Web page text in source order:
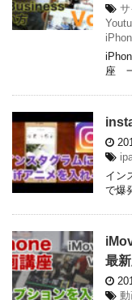
座
イン
で爆
最